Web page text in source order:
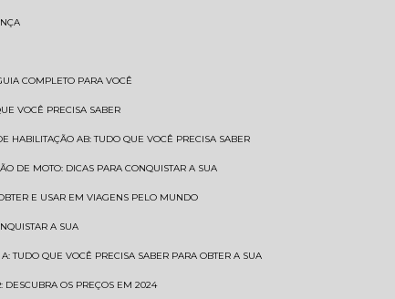
COMPLETO PARA VOCÊ
VOCÊ PRECISA SABER
HABILITAÇÃO AB: TUDO QUE VOCÊ PRECISA SABER
DE MOTO: DICAS PARA CONQUISTAR A SUA
E USAR EM VIAGENS PELO MUNDO
A SUA
A: TUDO QUE VOCÊ PRECISA SABER PARA OBTER A SUA
DESCUBRA OS PREÇOS EM 2024